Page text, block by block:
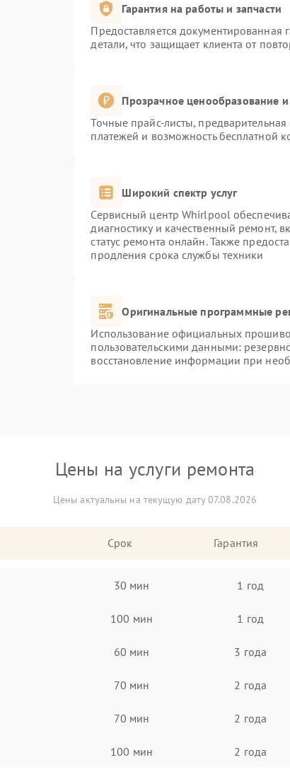
Гарантия на работы и запчасти
Предоставляется
детали, что защищает клиента от
Прозрачное ценообразование
Точные прайс-листы,
платежей и возможность бесплатной
Широкий спектр услуг
Сервисный центр Whirlpool
диагностику и качественный ремонт,
статус ремонта онлайн. Также
продления срока службы техники
Оригинальные программные
Использование официальных
пользовательскими данными:
восстановление информации при
Цены на услуги ремонта
Цены актуальны на текущую дату 07.08.2026
Срок Гарантия
30 мин 1 год
100 мин 1 год
60 мин 3 года
70 мин 2 года
70 мин 2 года
100 мин 2 года